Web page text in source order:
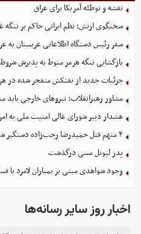
نقشه و توطئه آمریکا برای عراق
سخنگوی ارتش: نظم ایرانی حاکم بر تنگه
سفر رئیس دستگاه اطلاعاتی عربستان به
بازگشایی تنگه هرمز منوط به پذیرش
جزئیات جدید از نفتکش منفجر شده در
مشاور رهبرانقلاب: نیروهای خارجی باید
هشدار دبیر شورای عالی امنیت ملی به
۴ متهم قتل حمیدرضا رجب‌زاده دستگیر شدند
پدر لیونل مسی درگذشت
وجود شواهدی مبنی بر بمباران لامرد با